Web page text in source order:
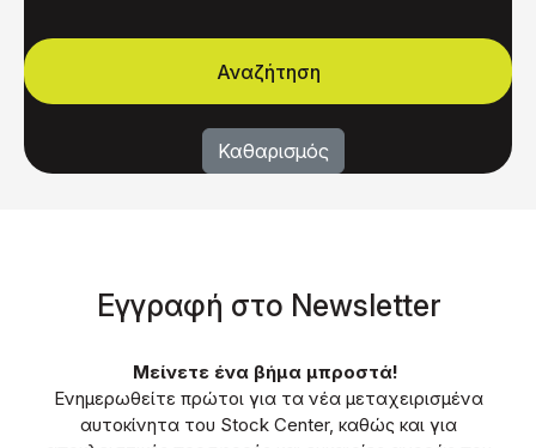
Eγγραφή στο Νewsletter
Μείνετε ένα βήμα μπροστά!
Ενημερωθείτε πρώτοι για τα νέα μεταχειρισμένα
αυτοκίνητα του Stock Center, καθώς και για